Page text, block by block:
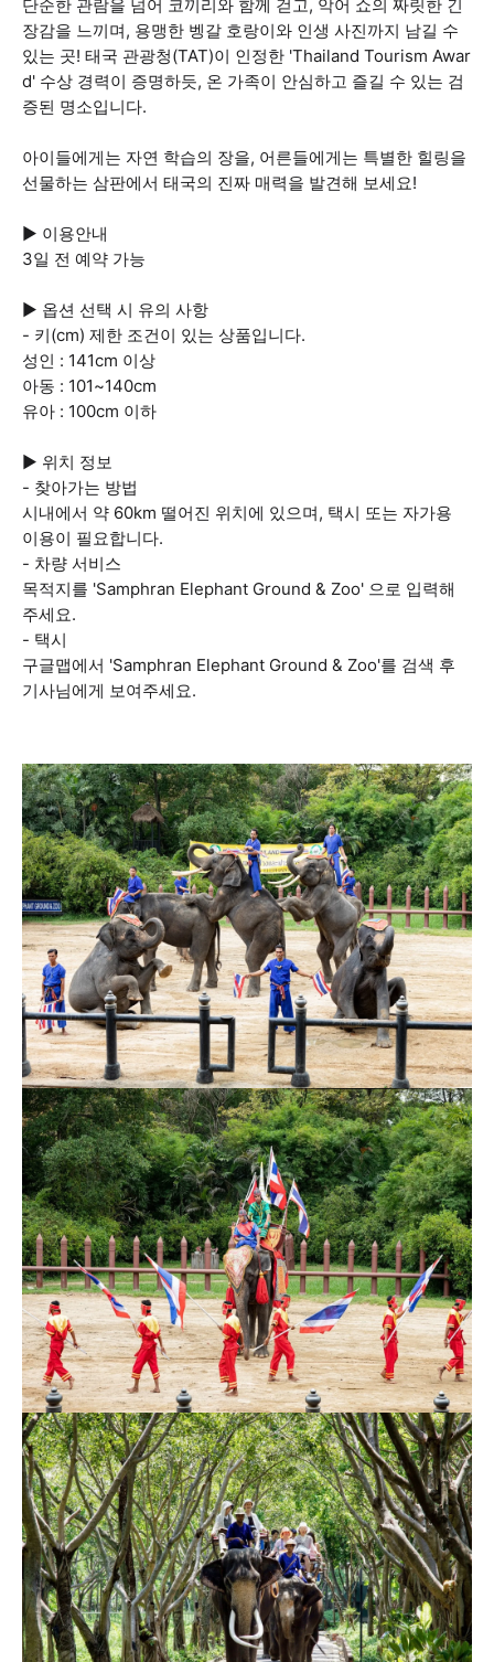
단순한 관람을 넘어 코끼리와 함께 걷고, 악어 쇼의 짜릿한 긴
장감을 느끼며, 용맹한 벵갈 호랑이와 인생 사진까지 남길 수
있는 곳! 태국 관광청(TAT)이 인정한 'Thailand Tourism Awar
d' 수상 경력이 증명하듯, 온 가족이 안심하고 즐길 수 있는 검
증된 명소입니다.
아이들에게는 자연 학습의 장을, 어른들에게는 특별한 힐링을
선물하는 삼판에서 태국의 진짜 매력을 발견해 보세요!
▶ 이용안내
3일 전 예약 가능
▶ 옵션 선택 시 유의 사항
- 키(cm) 제한 조건이 있는 상품입니다.
성인 : 141cm 이상
아동 : 101~140cm
유아 : 100cm 이하
▶ 위치 정보
- 찾아가는 방법
시내에서 약 60km 떨어진 위치에 있으며, 택시 또는 자가용
이용이 필요합니다.
- 차량 서비스
목적지를 'Samphran Elephant Ground & Zoo' 으로 입력해
주세요.
- 택시
구글맵에서 'Samphran Elephant Ground & Zoo'를 검색 후
기사님에게 보여주세요.